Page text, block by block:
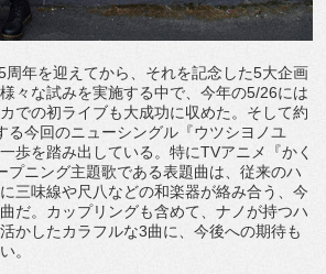
周年を迎えてから、それを記念した5大企画
々な試みを実施する中で、今年の5/26には
での初ライブも大成功に収めた。そして約
る今回のニューシングル『ウツシヨノユ
歩を踏み出している。特にTVアニメ『かく
プニング主題歌である表題曲は、従来のハ
三味線や尺八などの和楽器が絡み合う、今
だ。カップリングも含めて、ナノが持つハ
かしたカラフルな3曲に、今後への期待も
。